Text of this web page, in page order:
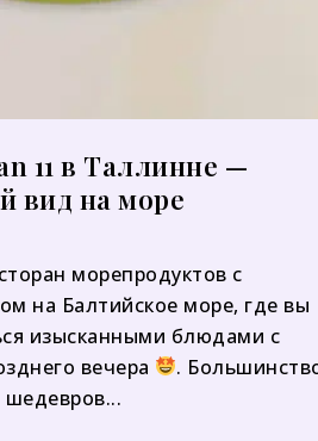
11 в Таллинне —
вид на море
морепродуктов с
на Балтийское море, где вы
изысканными блюдами с
вечера
.
шедевров...